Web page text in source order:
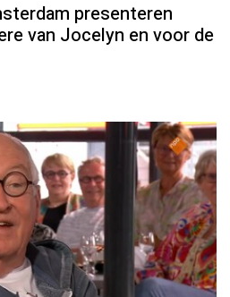
presenteren
van Jocelyn en voor de